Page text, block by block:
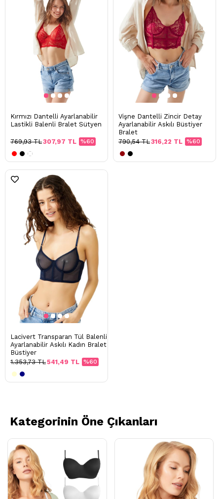
Kırmızı Dantelli Ayarlanabilir
Lastikli Balenli Bralet Sütyen
%60
307,97 TL
769,93 TL
Vişne Dantelli Zincir Detay
Ayarlanabilir Askılı Büstiyer
Bralet
%60
316,22 TL
790,54 TL
Lacivert Transparan Tül Balenli
Ayarlanabilir Askılı Kadın Bralet
Büstiyer
%60
541,49 TL
1.353,73 TL
Kategorinin Öne Çıkanları